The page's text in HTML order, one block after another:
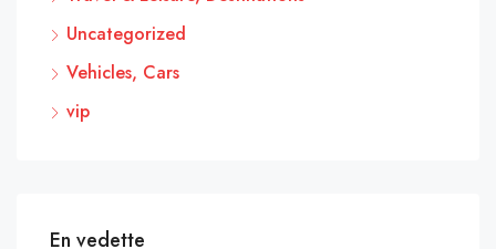
Uncategorized
Vehicles, Cars
vip
En vedette